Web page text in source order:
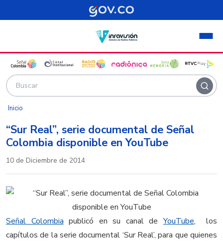
Pasar al contenido principal
Inicio
“Sur Real”, serie documental de Señal
Colombia disponible en YouTube
10 de Diciembre de 2014
Señal Colombia publicó en su canal deYouTube, los
capítulos de la serie documental ‘Sur Real’, para que quienes